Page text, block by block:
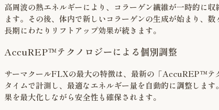
高周波の熱エネルギーにより、コラーゲン繊維が一時的に
ます。その後、体内で新しいコラーゲンの生成が始まり、
長期にわたりリフトアップ効果が続きます。
AccuREP™テクノロジーによる個別調整
サーマクールFLXの最大の特徴は、最新の「AccuREP™テ
タイムで計測し、最適なエネルギー量を自動的に調整しま
果を最大化しながら安全性も確保されます。